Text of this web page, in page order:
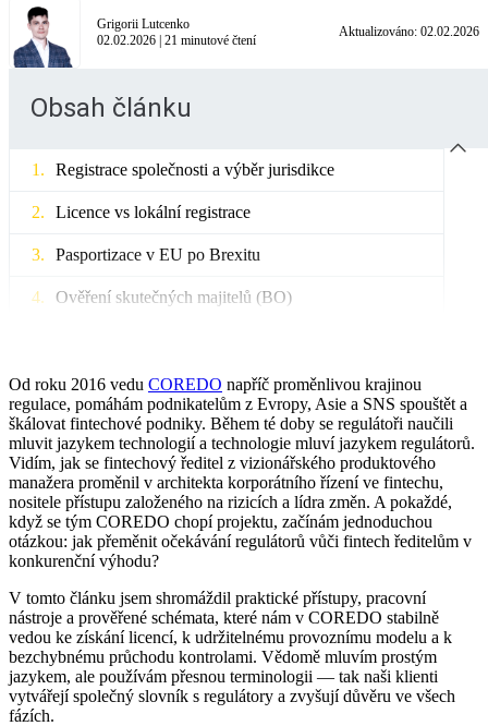
Grigorii Lutcenko
02.02.2026 | 21 minutové čtení
Aktualizováno: 02.02.2026
Obsah článku
Registrace společnosti a výběr jurisdikce
Licence vs lokální registrace
Pasportizace v EU po Brexitu
Ověření skutečných majitelů (BO)
Licencování platebních institucí
Požadavky poskytovatelů elektronických peněz
Regulace: AMLD5/AMLD6 a Pravidlo cestování
Neobanky a regulační sandboxy
Korporátní řízení ve fintech sektoru
Regulační očekávání vůči fintech-ředitelům
Klíčové ukazatele výkonnosti ředitele pro
dodržování předpisů
Kyberbezpečnost produktu: role lídra
Od roku 2016 vedu COREDO napříč proměnlivou krajinou
regulace, pomáhám podnikatelům z Evropy, Asie a SNS spouštět a
škálovat fintechové podniky. Během té doby se regulátoři naučili
mluvit jazykem technologií a technologie mluví jazykem regulátorů.
Vidím, jak se fintechový ředitel z vizionářského produktového
manažera proměnil v architekta korporátního řízení ve fintechu,
nositele přístupu založeného na rizicích a lídra změn. A pokaždé,
když se tým COREDO chopí projektu, začínám jednoduchou
otázkou: jak přeměnit očekávání regulátorů vůči fintech ředitelům v
konkurenční výhodu?
V tomto článku jsem shromáždil praktické přístupy, pracovní
nástroje a prověřené schémata, které nám v COREDO stabilně
vedou ke získání licencí, k udržitelnému provoznímu modelu a k
bezchybnému průchodu kontrolami. Vědomě mluvím prostým
jazykem, ale používám přesnou terminologii — tak naši klienti
vytvářejí společný slovník s regulátory a zvyšují důvěru ve všech
fázích.